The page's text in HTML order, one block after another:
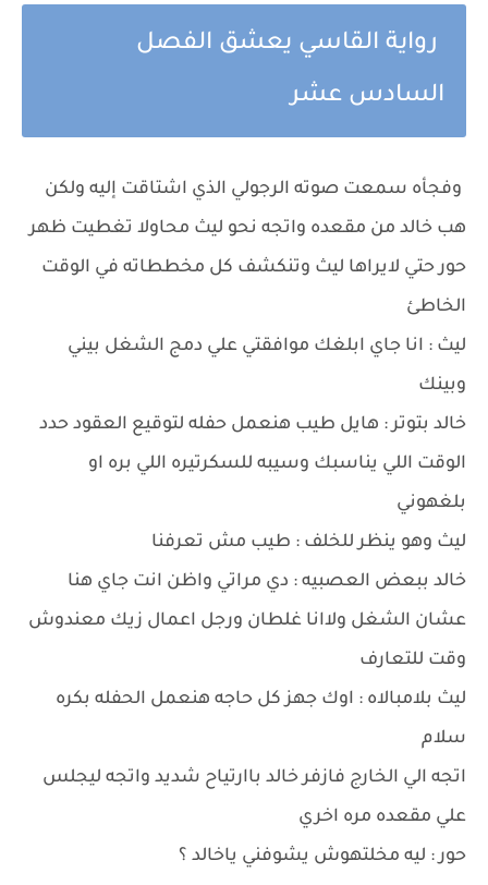
رواية القاسي يعشق الفصل
السادس عشر
وفجأه سمعت صوته الرجولي الذي اشتاقت إليه ولكن
هب خالد من مقعده واتجه نحو ليث محاولا تغطيت ظهر
حور حتي لايراها ليث وتنكشف كل مخططاته في الوقت
الخاطئ
ليث : انا جاي ابلغك موافقتي علي دمج الشغل بيني
وبينك
خالد بتوتر : هايل طيب هنعمل حفله لتوقيع العقود حدد
الوقت اللي يناسبك وسيبه للسكرتيره اللي بره او
بلغهوني
ليث وهو ينظر للخلف : طيب مش تعرفنا
خالد ببعض العصبيه : دي مراتي واظن انت جاي هنا
عشان الشغل ولاانا غلطان ورجل اعمال زيك معندوش
وقت للتعارف
ليث بلامبالاه : اوك جهز كل حاجه هنعمل الحفله بكره
سلام
اتجه الي الخارج فازفر خالد باارتياح شديد واتجه ليجلس
علي مقعده مره اخري
حور : ليه مخلتهوش يشوفني ياخالد ؟